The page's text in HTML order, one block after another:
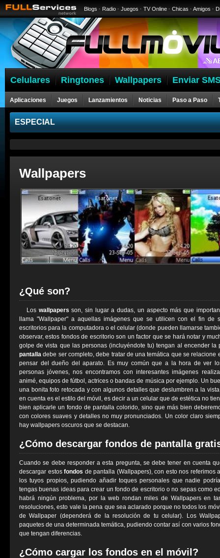
Blogs · Radio · Juegos · TV Online · Chicas · Amigos ·
Celulares Ringtones Wallpapers Enviar
Aplicaciones Juegos Lanzamientos Noticias Paso a Paso
ESPECIAL
Wallpapers
¿Qué son?
Los wallpapers son, sin lugar a dudas, un aspecto más que
llama "Wallpaper" a aquellas imágenes que se utilicen con el fin de
escritorios para la computadora o el celular (donde pueden llamarse
observar, estos fondos de escritorio son un factor que se hará notar y
golpe de vista que las personas (incluyéndote tu) tengan al encender
pantalla debe ser completo, debe tratar de una temática que se relacione
pensar del dueño del aparato. Es muy común que a la hora de ver
personas jóvenes, nos encontramos con interesantes imágenes
animé, equipos de fútbol, actrices o bandas de música por ejemplo. Un
una bonita foto retocada y con algunos detalles que deslumbren a la
en cuenta es el estilo del móvil, es decir a un celular que de estética no
bien aplicarle un fondo de pantalla colorido, sino que más bien
con colores suaves y detalles no muy pronunciados. Un color claro
hay wallpapers oscuros que se destacan.
¿Cómo descargar fondos de pantalla
Cuando se debe responder a esta pregunta, se debe tener en cuenta
descargar estosfondos de pantalla (Wallpapers), con esto nos referimos
los tuyos propios, pudiendo añadir toques personales que nadie
tengas buenas ideas para crear un fondo de escritorio o no sepas como
habrá ningún problema, por la web rondan miles de Wallpapers en
resoluciones, esto vale la pena que sea aclarado porque no todos los
de Wallpaper (dependerá de la resolución de tu celular). Los
paquetes de una determinada temática, pudiendo contar así con varios
que tengan diferencias.
¿Cómo cargar los fondos en el móvil?